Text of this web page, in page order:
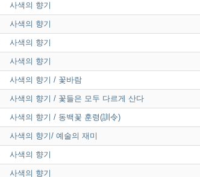
사색의 향기
사색의 향기
사색의 향기
사색의 향기
사색의 향기 / 꽃바람
사색의 향기 / 꽃들은 모두 다르게 산다
사색의 향기 / 동백꽃 훈령(訓令)
사색의 향기/ 예술의 재미
사색의 향기
사색의 향기